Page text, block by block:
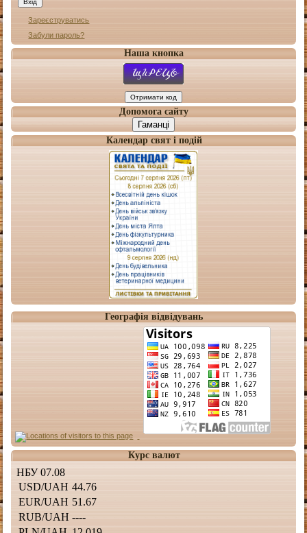
Зареєструватись
Забули пароль?
Наша кнопка
Допомога сайту
Гаманці
Календар свят і подій
Географія відвідувань
Курс валют